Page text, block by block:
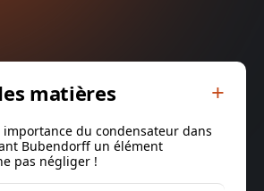
matières
importance du condensateur dans
Bubendorff un élément
pas négliger !